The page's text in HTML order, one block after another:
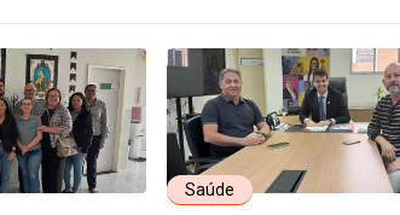
Saúde